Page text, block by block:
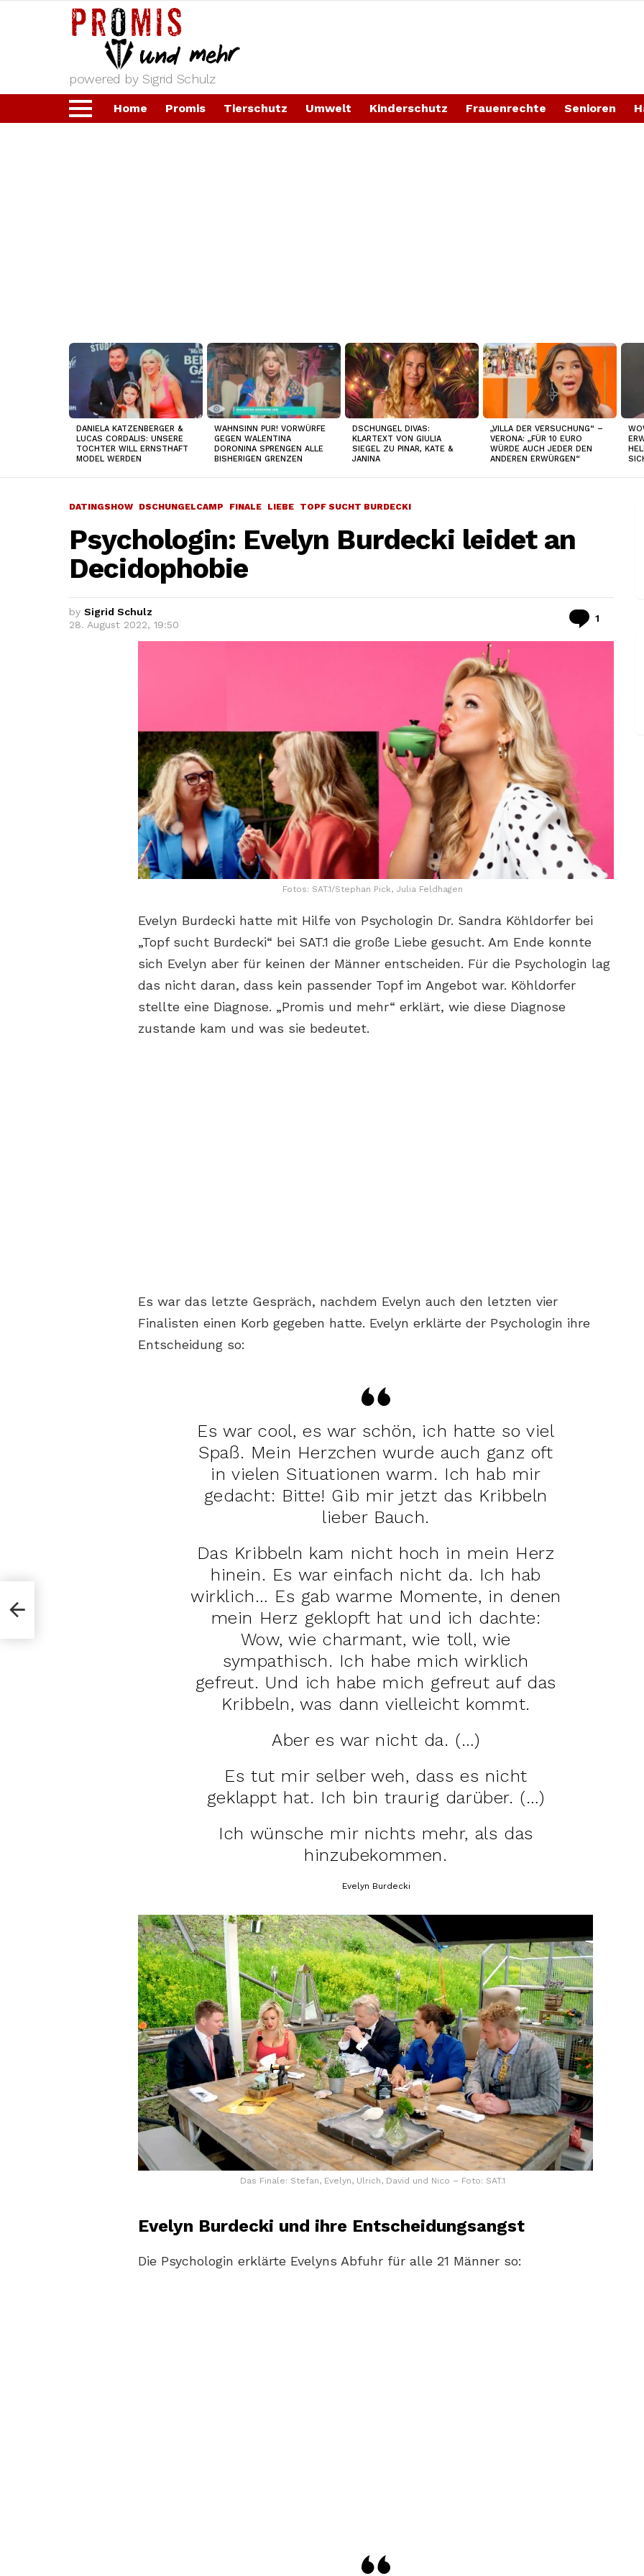
powered by Sigrid Schulz
Menu
Home Promis Tierschutz Umwelt Kinderschutz Frauenrechte Senioren
TOP
NEWS
DANIELA KATZENBERGER &
LUCAS CORDALIS: UNSERE
TOCHTER WILL ERNSTHAFT
MODEL WERDEN
WAHNSINN PUR! VORWÜRFE
GEGEN WALENTINA
DORONINA SPRENGEN ALLE
BISHERIGEN GRENZEN
DSCHUNGEL DIVAS:
KLARTEXT VON GIULIA
SIEGEL ZU PINAR, KATE &
JANINA
„VILLA DER VERSUCHUNG“ –
VERONA: „FÜR 10 EURO
WÜRDE AUCH JEDER DEN
ANDEREN ERWÜRGEN“
DATINGSHOW DSCHUNGELCAMP FINALE LIEBE TOPF SUCHT BURDECKI
Psychologin: Evelyn Burdecki leidet an
Decidophobie
by Sigrid Schulz
28. August 2022, 19:50
1
Fotos: SAT.1/Stephan Pick, Julia Feldhagen
Evelyn Burdecki hatte mit Hilfe von Psychologin Dr. Sandra Köhldorfer bei
„Topf sucht Burdecki“ bei SAT.1 die große Liebe gesucht. Am Ende konnte
sich Evelyn aber für keinen der Männer entscheiden. Für die Psychologin lag
das nicht daran, dass kein passender Topf im Angebot war. Köhldorfer
stellte eine Diagnose. „Promis und mehr“ erklärt, wie diese Diagnose
zustande kam und was sie bedeutet.
Es war das letzte Gespräch, nachdem Evelyn auch den letzten vier
Finalisten einen Korb gegeben hatte. Evelyn erklärte der Psychologin ihre
Entscheidung so:
Es war cool, es war schön, ich hatte so viel
Spaß. Mein Herzchen wurde auch ganz oft
in vielen Situationen warm. Ich hab mir
gedacht: Bitte! Gib mir jetzt das Kribbeln
lieber Bauch.
Das Kribbeln kam nicht hoch in mein Herz
hinein. Es war einfach nicht da. Ich hab
wirklich… Es gab warme Momente, in denen
mein Herz geklopft hat und ich dachte:
Wow, wie charmant, wie toll, wie
sympathisch. Ich habe mich wirklich
gefreut. Und ich habe mich gefreut auf das
Kribbeln, was dann vielleicht kommt.
Aber es war nicht da. (…)
Es tut mir selber weh, dass es nicht
geklappt hat. Ich bin traurig darüber. (…)
Ich wünsche mir nichts mehr, als das
hinzubekommen.
Evelyn Burdecki
Das Finale: Stefan, Evelyn, Ulrich, David und Nico – Foto: SAT.1
Evelyn Burdecki und ihre Entscheidungsangst
Die Psychologin erklärte Evelyns Abfuhr für alle 21 Männer so: